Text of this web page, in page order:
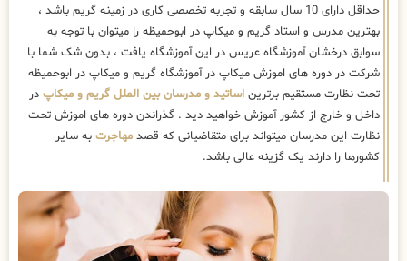
حداقل دارای 10 سال سابقه و تجربه تخصصی کاری در زمینه گریم باشد ،
بهترین مدرس و استاد گریم و میکاپ در ابوحمیظه را میتوان با توجه به
سوابق درخشان آموزشگاه عریس در این آموزشگاه یافت ، بدون شک شما با
شرکت در دوره های اموزش میکاپ در آموزشگاه گریم و میکاپ در ابوحمیظه
تحت نظارت مستقیم برترین اساتید و مدرسان بین الملل گریم و میکاپ در
داخل و خارج از کشور آموزش خواهید دید . گذراندن دوره های اموزش تحت
نظارت این مدرسان میتواند برای متقاضیانی که قصد مهاجرت به سایر
کشورها را دارند یک گزینه عالی باشد.